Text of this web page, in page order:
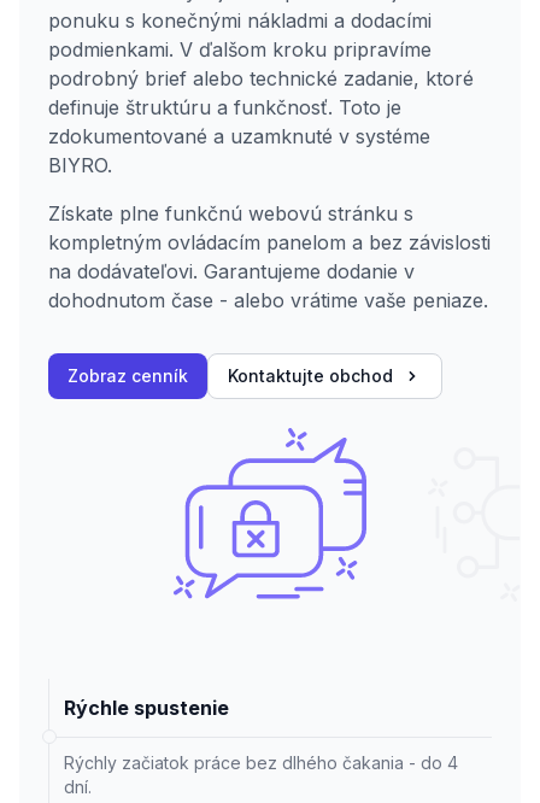
ponuku s konečnými nákladmi a dodacími
podmienkami. V ďalšom kroku pripravíme
podrobný brief alebo technické zadanie, ktoré
definuje štruktúru a funkčnosť. Toto je
zdokumentované a uzamknuté v systéme
BIYRO.
Získate plne funkčnú webovú stránku s
kompletným ovládacím panelom a bez závislosti
na dodávateľovi. Garantujeme dodanie v
dohodnutom čase - alebo vrátime vaše peniaze.
Zobraz cenník Kontaktujte obchod
Rýchle spustenie
Rýchly začiatok práce bez dlhého čakania - do 4
dní.